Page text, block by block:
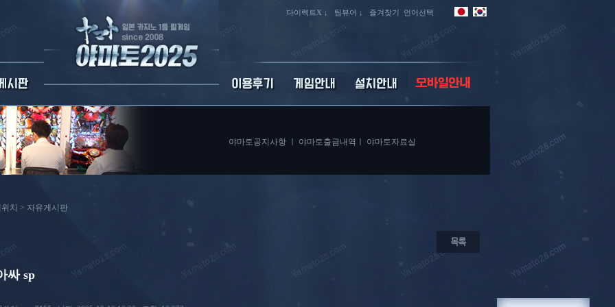
다이렉트X ↓ 팀뷰어 ↓ 즐겨찾기 언어선택
야마토공지사항ㅣ 야마토출금내역 야마토자료실
치 > 자유게시판
싸 sp